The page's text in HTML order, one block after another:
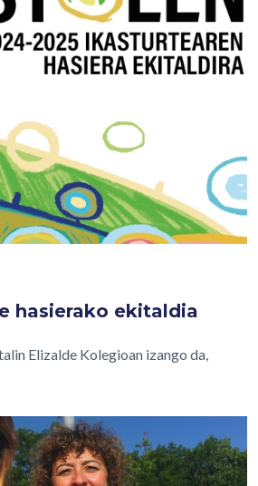
hasierako ekitaldia
Elizalde Kolegioan izango da,